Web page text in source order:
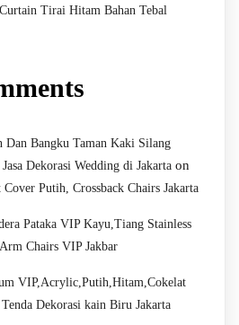
Tirai Hitam Bahan Tebal
Dan Bangku Taman Kaki Silang
Dekorasi Wedding di Jakarta on
Putih, Crossback Chairs Jakarta
Pataka VIP Kayu,Tiang Stainless
Chairs VIP Jakbar
VIP,Acrylic,Putih,Hitam,Cokelat
Dekorasi kain Biru Jakarta